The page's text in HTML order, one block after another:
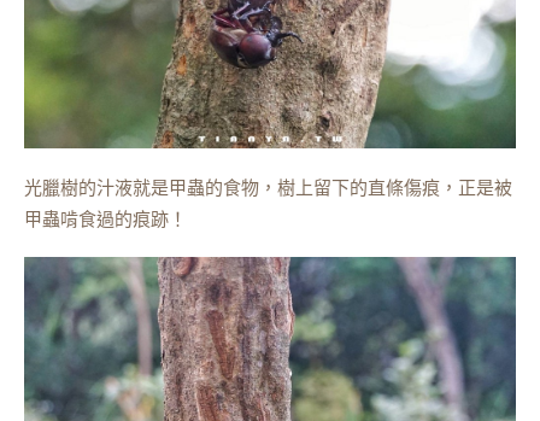
光臘樹的汁液就是甲蟲的食物，樹上留下的直條傷痕，正是被
甲蟲啃食過的痕跡！